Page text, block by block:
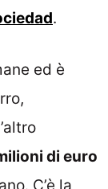
.
ed è
di euro